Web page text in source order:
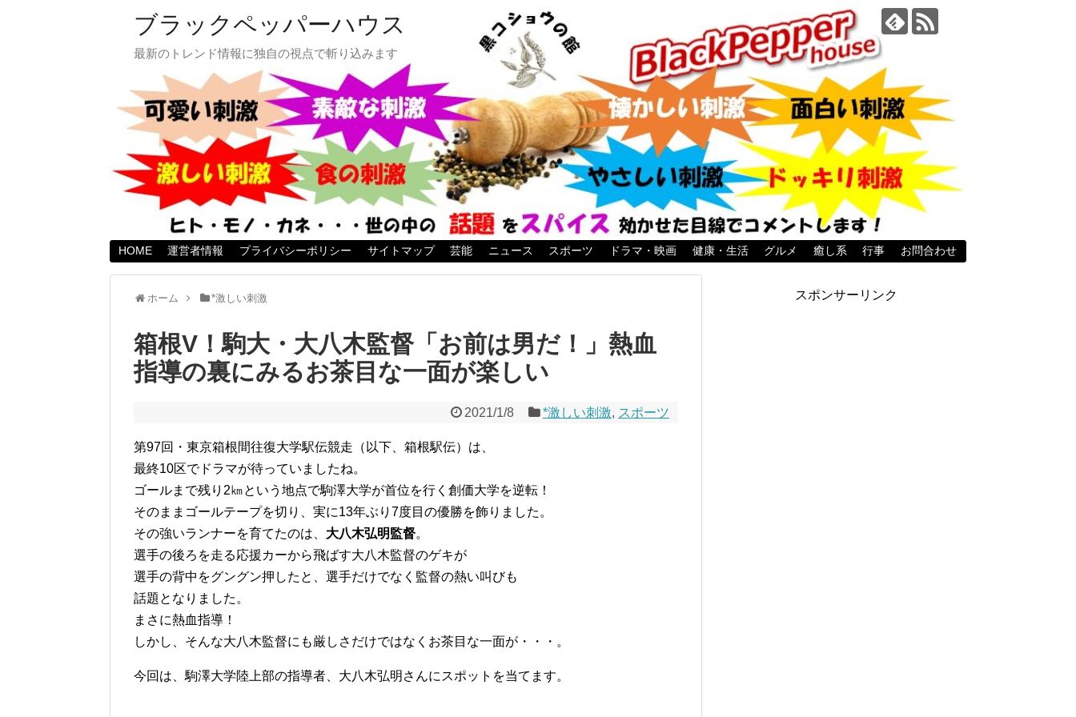
ブラックペッパーハウス
最新のトレンド情報に独自の視点で斬り込みます
HOME 運営者情報 プライバシーポリシー サイトマップ 芸能 ニュース スポーツ ドラマ・映画 健康・生活 グルメ 癒し系 行事 お問合わせ
ホーム *激しい刺激
箱根V！駒大・大八木監督「お前は男だ！」熱血
指導の裏にみるお茶目な一面が楽しい
2021/1/8 *激しい刺激, スポーツ
第97回・東京箱根間往復大学駅伝競走（以下、箱根駅伝）は、
最終10区でドラマが待っていましたね。
ゴールまで残り2㎞という地点で駒澤大学が首位を行く創価大学を逆転！
そのままゴールテープを切り、実に13年ぶり7度目の優勝を飾りました。
その強いランナーを育てたのは、 大八木弘明監督。
選手の後ろを走る応援カーから飛ばす大八木監督のゲキが
選手の背中をグングン押したと、選手だけでなく監督の熱い叫びも
話題となりました。
まさに熱血指導！
しかし、そんな大八木監督にも厳しさだけではなくお茶目な一面が・・・。
今回は、駒澤大学陸上部の指導者、大八木弘明さんにスポットを当てます。
スポンサーリンク